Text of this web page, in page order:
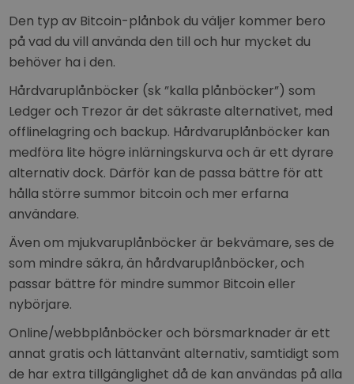
Den typ av Bitcoin-plånbok du väljer kommer bero
på vad du vill använda den till och hur mycket du
behöver ha i den.
Hårdvaruplånböcker (sk ”kalla plånböcker”) som
Ledger och Trezor är det säkraste alternativet, med
offlinelagring och backup. Hårdvaruplånböcker kan
medföra lite högre inlärningskurva och är ett dyrare
alternativ dock. Därför kan de passa bättre för att
hålla större summor bitcoin och mer erfarna
användare.
Även om mjukvaruplånböcker är bekvämare, ses de
som mindre säkra, än hårdvaruplånböcker, och
passar bättre för mindre summor Bitcoin eller
nybörjare.
Online/webbplånböcker och börsmarknader är ett
annat gratis och lättanvänt alternativ, samtidigt som
de har extra tillgänglighet då de kan användas på alla